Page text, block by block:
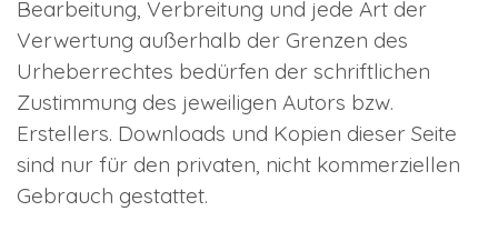
Bearbeitung, Verbreitung und jede Art der
Verwertung außerhalb der Grenzen des
Urheberrechtes bedürfen der schriftlichen
Zustimmung des jeweiligen Autors bzw.
Erstellers. Downloads und Kopien dieser Seite
sind nur für den privaten, nicht kommerziellen
Gebrauch gestattet.